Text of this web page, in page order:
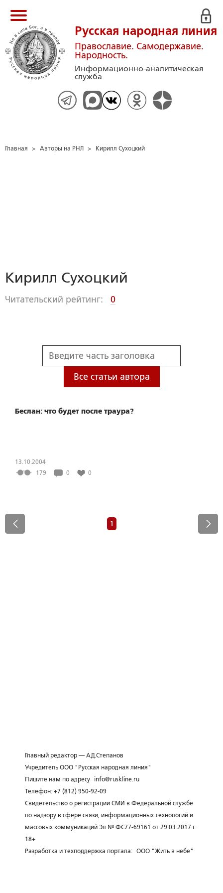
Русская народная линия
Православие. Самодержавие.
Народность.
Информационно-аналитическая
служба
Главная > Авторы на РНЛ > Кирилл Сухоцкий
Кирилл Сухоцкий
Читательский рейтинг: 0
Все статьи автора
Беслан: что будет после траура?
13.10.2004
179
0 0
1
Главный редактор — А.Д.Степанов
Учредитель ООО "Русская народная линия"
Пишите нам по адресу
info@ruskline.ru
Телефон: +7 (812) 950-92-09
Свидетельство о регистрации СМИ в Федеральной службе
по надзору в сфере связи, информационных технологий и
массовых коммуникаций Эл № ФС77-69161 от 29.03.2017 г.
18+
Разработка и техподдержка портала: ООО "Жить в небе"